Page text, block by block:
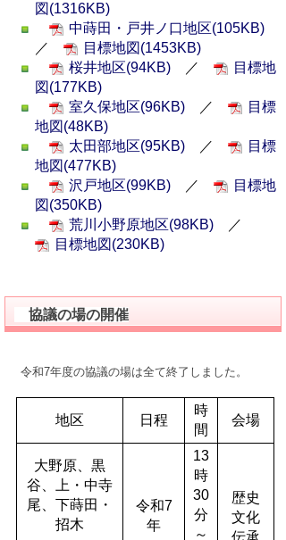
図(1316KB)
中蒔田・戸井ノ口地区(105KB)
／
目標地図(1453KB)
桜井地区(94KB) ／
目標地
図(177KB)
室久保地区(96KB) ／
目標
地図(48KB)
太田部地区(95KB) ／
目標
地図(477KB)
沢戸地区(99KB) ／
目標地
図(350KB)
荒川小野原地区(98KB) ／
目標地図(230KB)
協議の場の開催
令和7年度の協議の場は全て終了しました。
地区 日程
時
間
会場
大野原、黒
谷、上・中寺
尾、下蒔田・
招木
令和7
年
13
時
30
分
～
歴史
文化
伝承